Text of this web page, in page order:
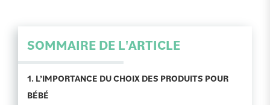
SOMMAIRE DE L'ARTICLE
1. L’IMPORTANCE DU CHOIX DES PRODUITS POUR
BÉBÉ